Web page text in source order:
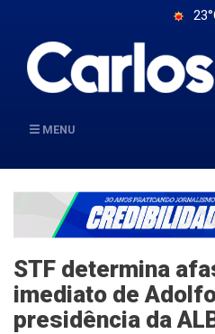
MENU
STF determina
imediato de
presidência da